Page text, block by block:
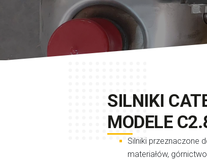
SILNIKI
MODELE
Silniki przeznaczone
materiałów,